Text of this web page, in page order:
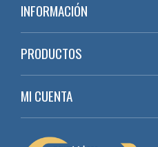
INFORMACIÓN
PRODUCTOS
MI CUENTA